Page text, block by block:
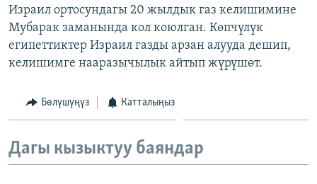
ЫҢГАЙСЫЗ СУРООЛОР
ЭЕ/АРнун бардык сайттары
Израил ортосундагы 20 жылдык газ келишимине
Мубарак заманында кол коюлган. Көпчүлүк
египеттиктер Израил газды арзан алууда дешип,
келишимге нааразычылык айтып жүрүшөт.
Бөлүшүңүз Катталыңыз
Дагы кызыктуу баяндар